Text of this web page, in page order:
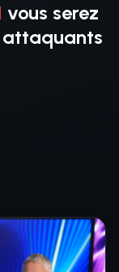
vous serez
attaquants